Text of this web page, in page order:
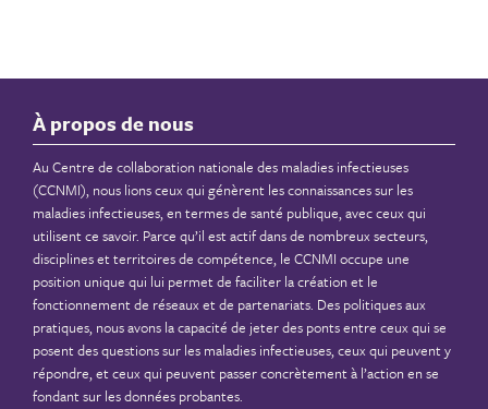
À propos de nous
Au Centre de collaboration nationale des maladies infectieuses
(CCNMI), nous lions ceux qui génèrent les connaissances sur les
maladies infectieuses, en termes de santé publique, avec ceux qui
utilisent ce savoir. Parce qu’il est actif dans de nombreux secteurs,
disciplines et territoires de compétence, le CCNMI occupe une
position unique qui lui permet de faciliter la création et le
fonctionnement de réseaux et de partenariats. Des politiques aux
pratiques, nous avons la capacité de jeter des ponts entre ceux qui se
posent des questions sur les maladies infectieuses, ceux qui peuvent y
répondre, et ceux qui peuvent passer concrètement à l’action en se
fondant sur les données probantes.